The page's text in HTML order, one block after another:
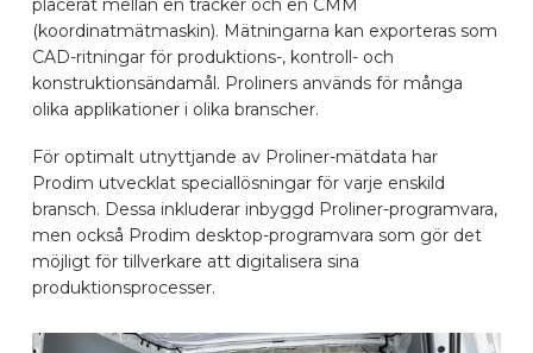
BILMÄRKEN
KONFIGURERA ONLINE
SV
placerat mellan en tracker och en CMM
(koordinatmätmaskin). Mätningarna kan exporteras som
CAD-ritningar för produktions-, kontroll- och
konstruktionsändamål. Proliners används för många
olika applikationer i olika branscher.
För optimalt utnyttjande av Proliner-mätdata har
Prodim utvecklat speciallösningar för varje enskild
bransch. Dessa inkluderar inbyggd Proliner-programvara,
men också Prodim desktop-programvara som gör det
möjligt för tillverkare att digitalisera sina
produktionsprocesser.